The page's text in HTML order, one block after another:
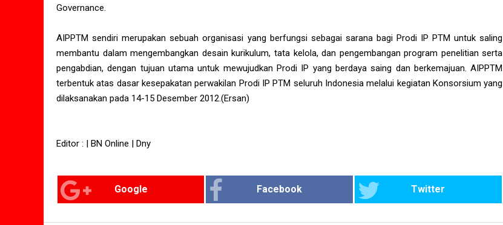
Governance.
AIPPTM sendiri merupakan sebuah organisasi yang berfungsi sebagai sarana bagi Prodi IP PTM untuk saling
membantu dalam mengembangkan desain kurikulum, tata kelola, dan pengembangan program penelitian serta
pengabdian, dengan tujuan utama untuk mewujudkan Prodi IP yang berdaya saing dan berkemajuan. AIPPTM
terbentuk atas dasar kesepakatan perwakilan Prodi IP PTM seluruh Indonesia melalui kegiatan Konsorsium yang
dilaksanakan pada 14-15 Desember 2012.(Ersan)
Editor : | BN Online | Dny
Google Facebook Twitter